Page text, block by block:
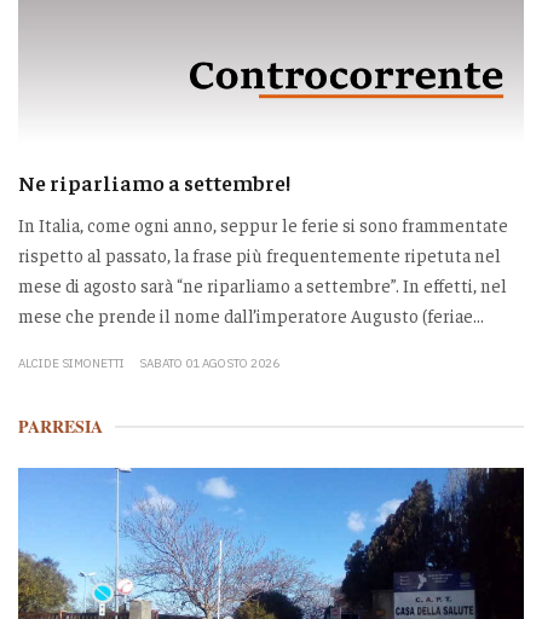
Ne riparliamo a settembre!
In Italia, come ogni anno, seppur le ferie si sono frammentate
rispetto al passato, la frase più frequentemente ripetuta nel
mese di agosto sarà “ne riparliamo a settembre”. In effetti, nel
mese che prende il nome dall’imperatore Augusto (feriae...
ALCIDE SIMONETTI SABATO 01 AGOSTO 2026
PARRESIA